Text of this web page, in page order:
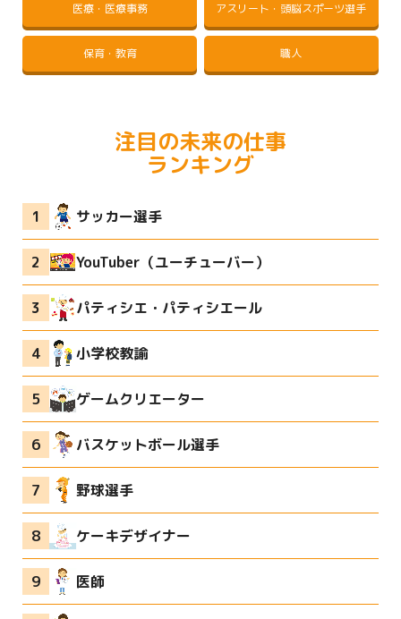
医療・医療事務 アスリート・頭脳スポーツ選手
保育・教育 職人
注目の未来の仕事
ランキング
サッカー選手
YouTuber（ユーチューバー）
パティシエ・パティシエール
小学校教諭
ゲームクリエーター
バスケットボール選手
野球選手
ケーキデザイナー
医師